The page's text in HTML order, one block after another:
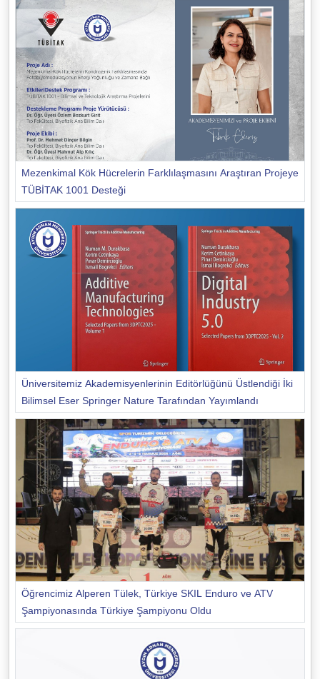
Mezenkimal Kök Hücrelerin Farklılaşmasını Araştıran Projeye
TÜBİTAK 1001 Desteği
Üniversitemiz Akademisyenlerinin Editörlüğünü Üstlendiği İki
Bilimsel Eser Springer Nature Tarafından Yayımlandı
Öğrencimiz Alperen Tülek, Türkiye SKIL Enduro ve ATV
Şampiyonasında Türkiye Şampiyonu Oldu